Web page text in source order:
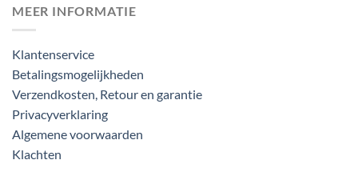
MEER INFORMATIE
Klantenservice
Betalingsmogelijkheden
Verzendkosten, Retour en garantie
Privacyverklaring
Algemene voorwaarden
Klachten